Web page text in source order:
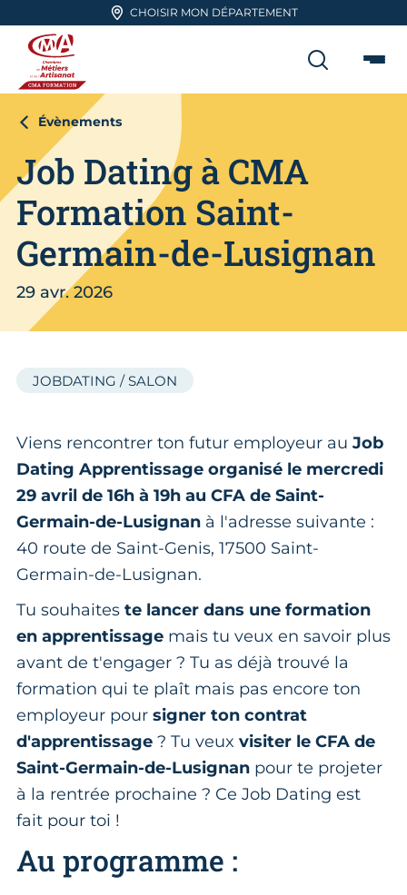
Aller en haut de pageCHOISIR MON DÉPARTEMENT
CMA FORMATION
Évènements
Job Dating à CMA
Formation Saint-
Germain-de-Lusignan
29 avr. 2026
JOBDATING / SALON
Viens rencontrer ton futur employeur au Job
Dating Apprentissage organisé le mercredi
29 avril de 16h à 19h au CFA de Saint-
Germain-de-Lusignan à l'adresse suivante :
40 route de Saint-Genis, 17500 Saint-
Germain-de-Lusignan.
Tu souhaites te lancer dans une formation
en apprentissage mais tu veux en savoir plus
avant de t'engager ? Tu as déjà trouvé la
formation qui te plaît mais pas encore ton
employeur pour signer ton contrat
d'apprentissage ? Tu veux visiter le CFA de
Saint-Germain-de-Lusignan pour te projeter
à la rentrée prochaine ? Ce Job Dating est
fait pour toi !
Au programme :